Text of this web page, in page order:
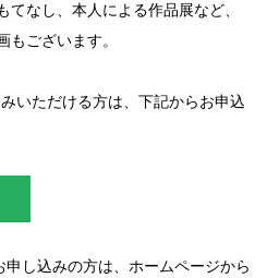
なし、本人による作品展など、
ございます。
いただける方は、下記からお申込
し込みの方は、ホームページから